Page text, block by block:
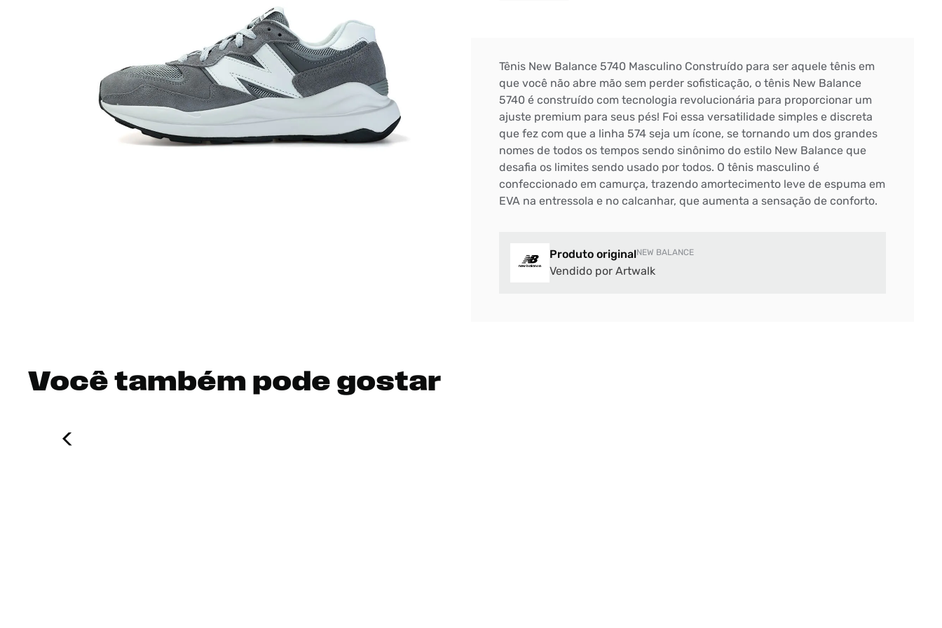
Tênis New Balance 5740 Masculino Construído para ser aquele tênis em
que você não abre mão sem perder sofisticação, o tênis New Balance
5740 é construído com tecnologia revolucionária para proporcionar um
ajuste premium para seus pés! Foi essa versatilidade simples e discreta
que fez com que a linha 574 seja um ícone, se tornando um dos grandes
nomes de todos os tempos sendo sinônimo do estilo New Balance que
desafia os limites sendo usado por todos. O tênis masculino é
confeccionado em camurça, trazendo amortecimento leve de espuma em
EVA na entressola e no calcanhar, que aumenta a sensação de conforto.
Produto originalNEW BALANCE
Vendido por Artwalk
Você também pode gostar